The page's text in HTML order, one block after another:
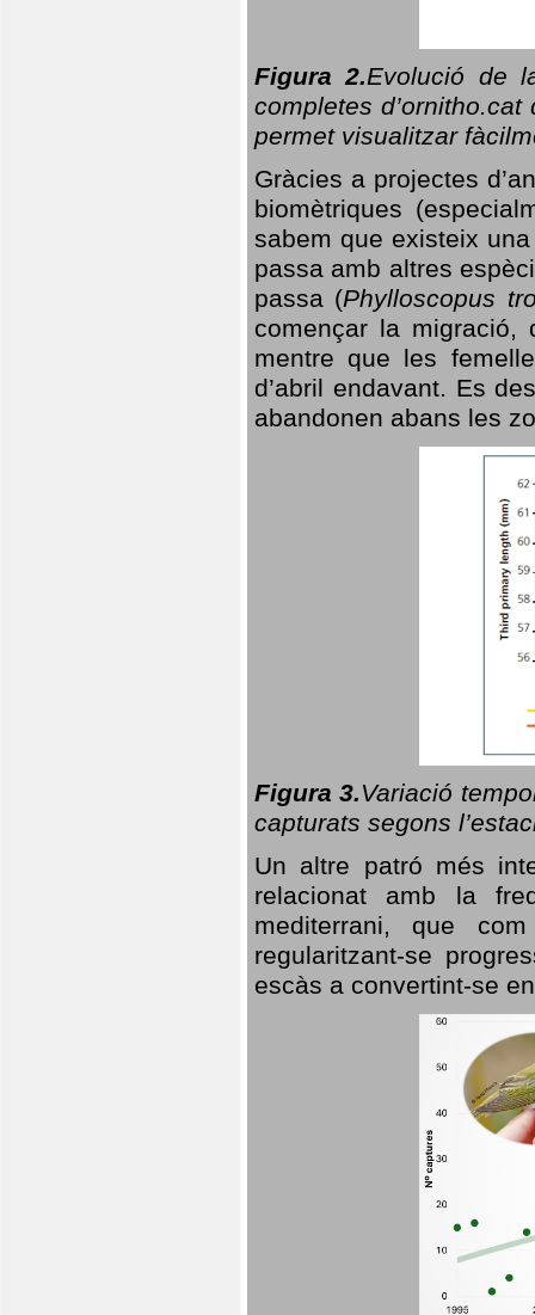
Figura 2.Evolució de
completes
permet visualitzar
Gràcies a projectes
biomètriques
sabem que existeix
passa amb altres
passa (Phylloscopus
començar la migració,
mentre que les
d’abril endavant. Es
abandonen abans les
Figura 3.Variació
capturats segons
Un altre patró més
relacionat amb la
mediterrani, que
regularitzant-se
escàs a convertint-se